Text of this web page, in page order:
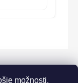
možnosti,